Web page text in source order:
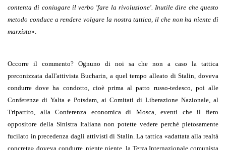
contenta di coniugare il verbo 'fare la rivoluzione'. Inutile dire che questo
metodo conduce a rendere volgare la nostra tattica, il che non ha niente di
marxista».
Occorre il commento? Ognuno di noi sa che non a caso la tattica
preconizzata dall'attivista Bucharin, a quel tempo alleato di Stalin, doveva
condurre dove ha condotto, cioè prima al patto russo-tedesco, poi alle
Conferenze di Yalta e Potsdam, ai Comitati di Liberazione Nazionale, al
Tripartito, alla Conferenza economica di Mosca, eventi che il fiero
oppositore della Sinistra Italiana non potette vedere perché pietosamente
fucilato in precedenza dagli attivisti di Stalin. La tattica «adattata alla realtà
concreta» doveva condurre, niente niente, la Terza Internazionale comunista